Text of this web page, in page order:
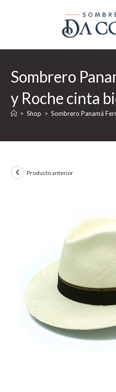
Sombrero
y Roche cinta
> Shop > Sombrero Panamá
Producto anterior